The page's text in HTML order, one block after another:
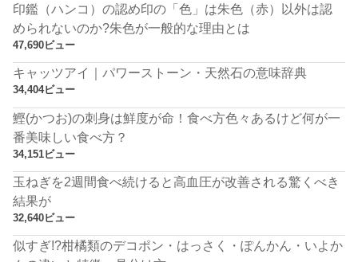
印鑑（ハンコ）の認め印の「色」は朱色（赤）以外は認
められないのか?朱色が一般的な理由とは
47,690ビュー
キャッツアイ｜パワーストーン・天然石の意味辞典
34,404ビュー
鰹(かつお)の刺身は鮮度が命！食べ方色々あるけど何が一
番美味しい食べ方？
34,151ビュー
玉ねぎを2週間食べ続けると高血圧が改善される驚くべき
結果が
32,640ビュー
似すぎ!?柑橘類のデコポン・はっさく・ぽんかん・いよか